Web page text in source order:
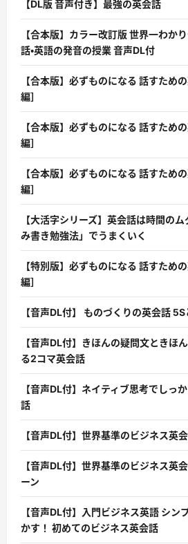
【DL版 音声付き】最強の英会話
【合本版】カラー改訂版 世界一わか
話・英語の発音の授業 音声DL付
【合本版】必ずものになる 話すため
編］
【合本版】必ずものになる 話すため
編］
【合本版】必ずものになる 話すため
編］
【大活字シリーズ】英会話は時間の
み書き勉強法」でうまくいく
【特別版】必ずものになる 話すため
編］
【音声DL付】 ものづくりの英会話
【音声DL付】きほんの疑問文ときほ
る2コマ英会話
【音声DL付】ネイティブ思考でしっ
話
【音声DL付】世界基準のビジネス英
【音声DL付】世界基準のビジネス英
ーン
【音声DL付】入門ビジネス英語 シン
かす！ 初めてのビジネス英会話